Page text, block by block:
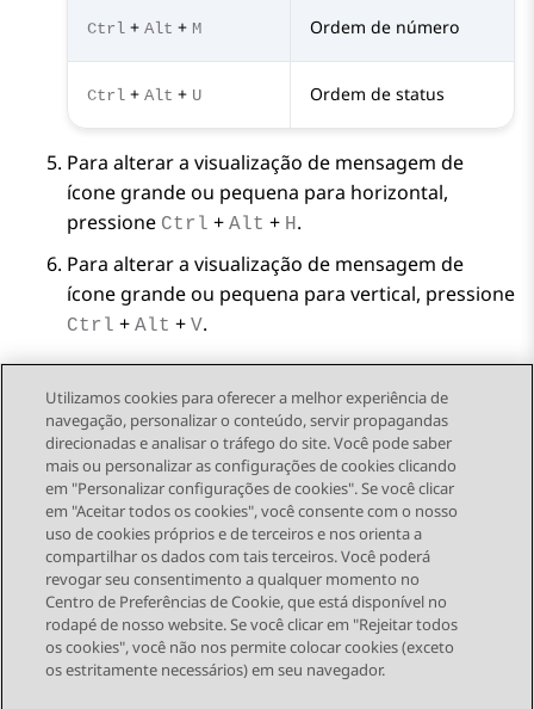
Ctrl + Alt + M Ordem de número
Ctrl + Alt + U Ordem de status
Para alterar a visualização de mensagem de
ícone grande ou pequena para horizontal,
pressione Ctrl + Alt + H.
Para alterar a visualização de mensagem de
ícone grande ou pequena para vertical, pressione
Ctrl + Alt + V.
Send Feedback
Topic navigation
Tópico anterior Próximo tópico
STAY CONNECTED
Utilizamos cookies para oferecer a melhor experiência de
navegação, personalizar o conteúdo, servir propagandas
direcionadas e analisar o tráfego do site. Você pode saber
mais ou personalizar as configurações de cookies clicando
em "Personalizar configurações de cookies". Se você clicar
em "Aceitar todos os cookies", você consente com o nosso
uso de cookies próprios e de terceiros e nos orienta a
compartilhar os dados com tais terceiros. Você poderá
revogar seu consentimento a qualquer momento no
Centro de Preferências de Cookie, que está disponível no
rodapé de nosso website. Se você clicar em "Rejeitar todos
os cookies", você não nos permite colocar cookies (exceto
os estritamente necessários) em seu navegador.